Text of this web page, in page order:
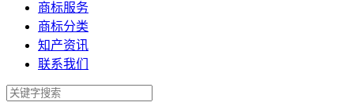
商标服务
商标分类
知产资讯
联系我们